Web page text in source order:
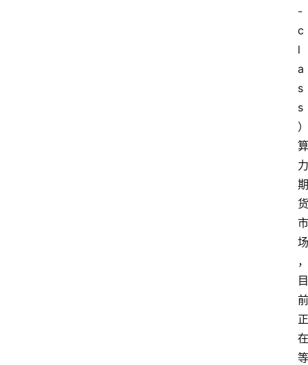
-
c
l
a
s
s
）
算
力
期
货
市
场
，
目
前
正
在
等